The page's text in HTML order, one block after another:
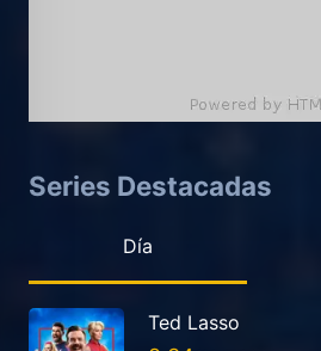
Series Destacadas
Día
Ted Lasso